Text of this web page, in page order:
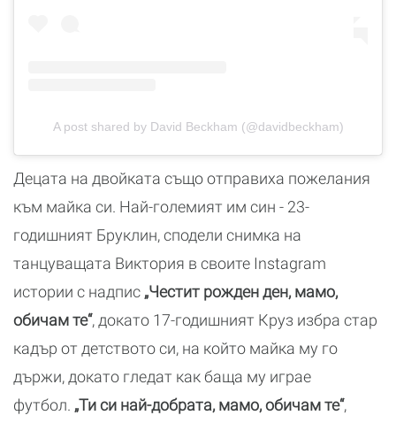
A post shared by David Beckham (@davidbeckham)
Децата на двойката също отправиха пожелания
към майка си. Най-големият им син - 23-
годишният Бруклин, сподели снимка на
танцуващата Виктория в своите Instagram
истории с надпис „Честит рожден ден, мамо,
обичам те“, докато 17-годишният Круз избра стар
кадър от детството си, на който майка му го
държи, докато гледат как баща му играе
футбол. „Ти си най-добрата, мамо, обичам те“,